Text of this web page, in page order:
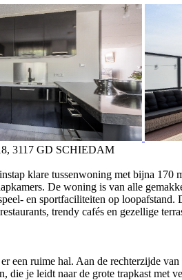
3117 GD SCHIEDAM
klare tussenwoning met bijna
De woning is van alle
en sportfaciliteiten op
trendy cafés en gezellige
een ruime hal. Aan de rechterzijde
die je leidt naar de grote trapkast met